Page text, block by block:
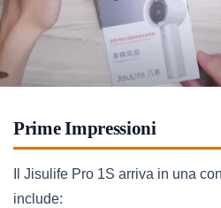
Prime Impressioni
Il Jisulife Pro 1S arriva in una
include: